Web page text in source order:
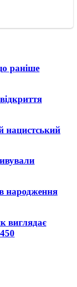
раніше
нацистський
народження
виглядає